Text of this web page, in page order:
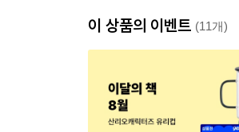
이 상품의 이벤트 (11개)